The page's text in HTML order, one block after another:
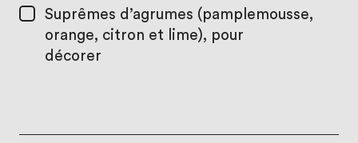
Suprêmes d’agrumes (pamplemousse,
orange, citron et lime), pour
décorer